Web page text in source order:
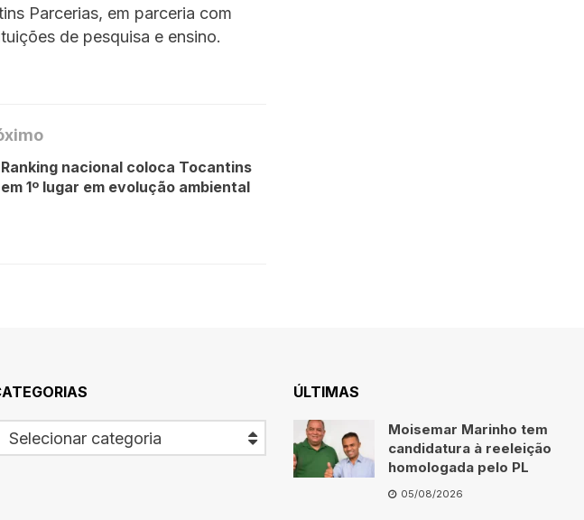
Parcerias, em parceria com
de pesquisa e ensino.
Ranking nacional coloca Tocantins
em 1º lugar em evolução ambiental
Selecionar categoria
ÚLTIMAS
Moisemar Marinho tem
candidatura à reeleição
homologada pelo PL
05/08/2026